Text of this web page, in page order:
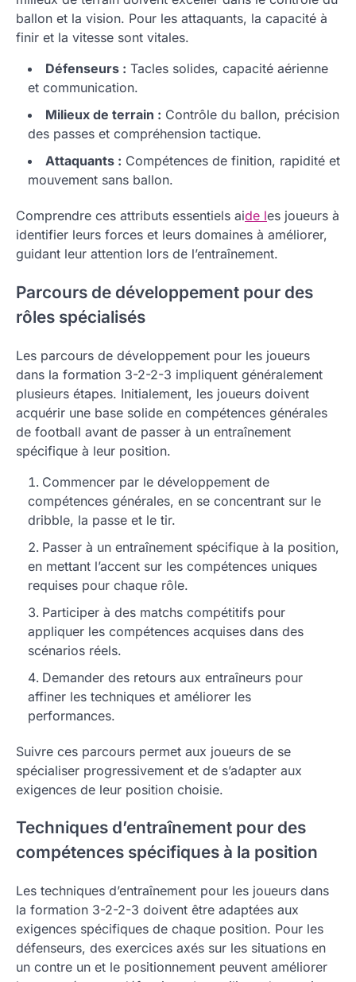
ballon et la vision. Pour les attaquants, la capacité à
finir et la vitesse sont vitales.
Défenseurs : Tacles solides, capacité aérienne
et communication.
Milieux de terrain : Contrôle du ballon, précision
des passes et compréhension tactique.
Attaquants : Compétences de finition, rapidité et
mouvement sans ballon.
Comprendre ces attributs essentiels aide les joueurs à
identifier leurs forces et leurs domaines à améliorer,
guidant leur attention lors de l’entraînement.
Parcours de développement pour des
rôles spécialisés
Les parcours de développement pour les joueurs
dans la formation 3-2-2-3 impliquent généralement
plusieurs étapes. Initialement, les joueurs doivent
acquérir une base solide en compétences générales
de football avant de passer à un entraînement
spécifique à leur position.
Commencer par le développement de
compétences générales, en se concentrant sur le
dribble, la passe et le tir.
Passer à un entraînement spécifique à la position,
en mettant l’accent sur les compétences uniques
requises pour chaque rôle.
Participer à des matchs compétitifs pour
appliquer les compétences acquises dans des
scénarios réels.
Demander des retours aux entraîneurs pour
affiner les techniques et améliorer les
performances.
Suivre ces parcours permet aux joueurs de se
spécialiser progressivement et de s’adapter aux
exigences de leur position choisie.
Techniques d’entraînement pour des
compétences spécifiques à la position
Les techniques d’entraînement pour les joueurs dans
la formation 3-2-2-3 doivent être adaptées aux
exigences spécifiques de chaque position. Pour les
défenseurs, des exercices axés sur les situations en
un contre un et le positionnement peuvent améliorer